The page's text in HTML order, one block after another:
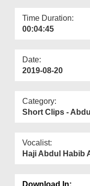
Time Duration:
00:04:45
Date:
2019-08-20
Category:
Short Clips -
Vocalist:
Haji Abdul Habib
Download In: